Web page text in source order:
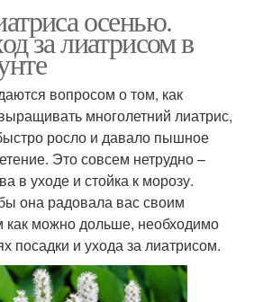
осенью.
за лиатрисом в
вопросом о том, как
многолетний лиатрис,
росло и давало пышное
Это совсем нетрудно –
в уходе и стойка к морозу.
она радовала вас своим
можно дольше, необходимо
посадки и ухода за лиатрисом.